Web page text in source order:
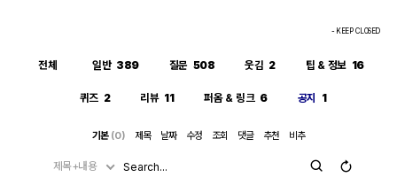
- KEEP CLOSED
전체 일반 389 질문 508 웃김 2 팁 & 정보 16
퀴즈 2 리뷰 11 퍼옴 & 링크 6 공지 1
기본 (0) 제목 날짜 수정 조회 댓글 추천 비추
제목+내용